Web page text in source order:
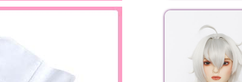
販 送料無料